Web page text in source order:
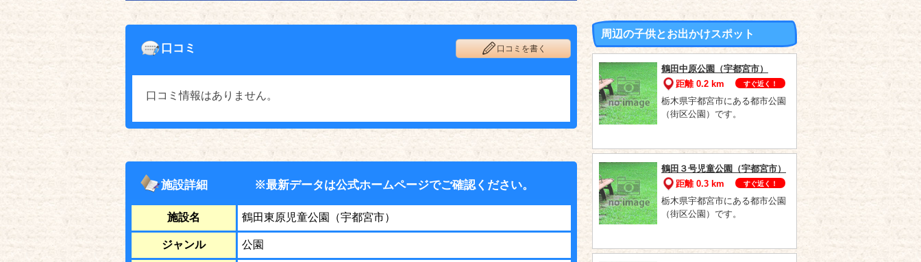
口コミ 口コミを書く
口コミ情報はありません。
施設詳細 ※最新データは公式ホームページでご確認ください。
施設名 鶴田東原児童公園（宇都宮市）
ジャンル 公園
周辺の子供とお出かけスポット
鶴田中原公園（宇都宮市）
距離 0.2 km
すぐ近く！
栃木県宇都宮市にある都市公園
（街区公園）です。
鶴田３号児童公園（宇都宮市）
距離 0.3 km
すぐ近く！
栃木県宇都宮市にある都市公園
（街区公園）です。